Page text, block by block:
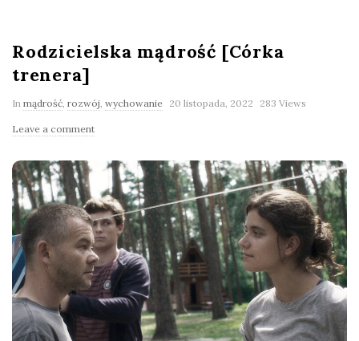
y
ś
l
a
n
e
k
a
Rodzicielska mądrość [Córka
trenera]
In mądrość rozwój wychowanie 20 listopada, 2022 283 Views
Leave a comment